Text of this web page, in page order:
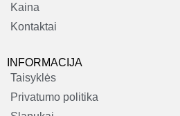
Kaina
Kontaktai
INFORMACIJA
Taisyklės
Privatumo politika